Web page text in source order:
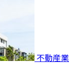
不動産業